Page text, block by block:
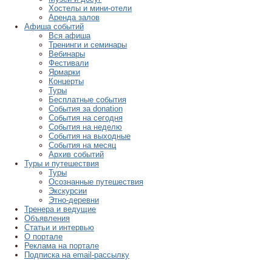
Хостелы и мини-отели
Аренда залов
Афиша событий
Вся афиша
Тренинги и семинары
Вебинары
Фестивали
Ярмарки
Концерты
Туры
Бесплатные события
События за donation
События на сегодня
События на неделю
События на выходные
События на месяц
Архив событий
Туры и путешествия
Туры
Осознанные путешествия
Экскурсии
Этно-деревни
Тренера и ведущие
Объявления
Статьи и интервью
О портале
Реклама на портале
Подписка на email-рассылку